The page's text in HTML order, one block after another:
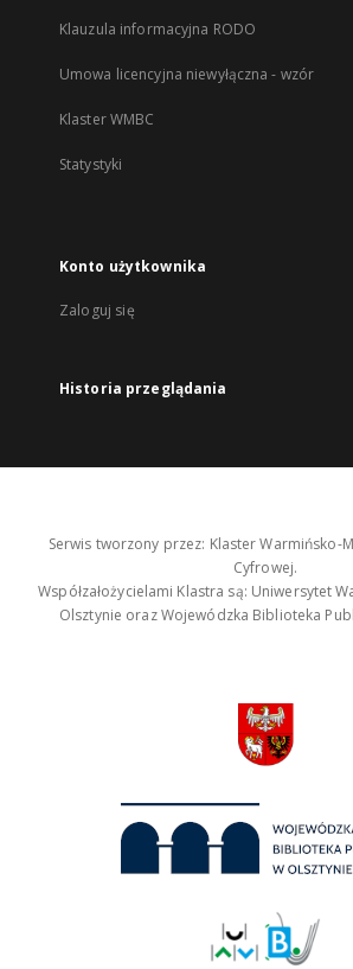
Klauzula informacyjna RODO
Umowa licencyjna niewyłączna - wzór
Klaster WMBC
Statystyki
Konto użytkownika
Zaloguj się
Historia przeglądania
Serwis tworzony przez: Klaster Warmińsko-
Cyfrowej.
Współzałożycielami Klastra są: Uniwersytet
Olsztynie oraz Wojewódzka Biblioteka